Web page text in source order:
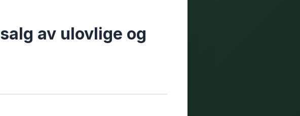
av ulovlige og